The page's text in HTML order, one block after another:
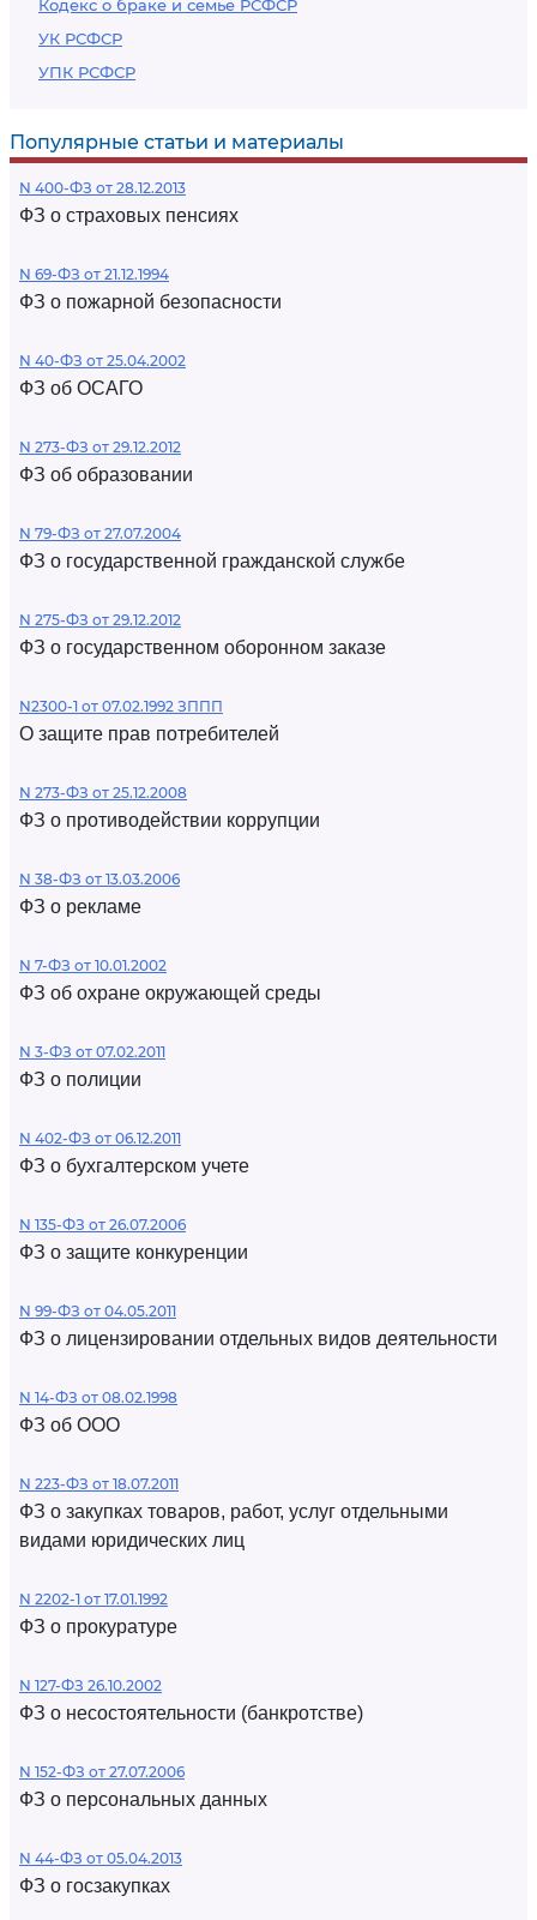
Кодекс о браке и семье РСФСР
УК РСФСР
УПК РСФСР
Популярные статьи и материалы
N 400-ФЗ от 28.12.2013
ФЗ о страховых пенсиях
N 69-ФЗ от 21.12.1994
ФЗ о пожарной безопасности
N 40-ФЗ от 25.04.2002
ФЗ об ОСАГО
N 273-ФЗ от 29.12.2012
ФЗ об образовании
N 79-ФЗ от 27.07.2004
ФЗ о государственной гражданской службе
N 275-ФЗ от 29.12.2012
ФЗ о государственном оборонном заказе
N2300-1 от 07.02.1992 ЗППП
О защите прав потребителей
N 273-ФЗ от 25.12.2008
ФЗ о противодействии коррупции
N 38-ФЗ от 13.03.2006
ФЗ о рекламе
N 7-ФЗ от 10.01.2002
ФЗ об охране окружающей среды
N 3-ФЗ от 07.02.2011
ФЗ о полиции
N 402-ФЗ от 06.12.2011
ФЗ о бухгалтерском учете
N 135-ФЗ от 26.07.2006
ФЗ о защите конкуренции
N 99-ФЗ от 04.05.2011
ФЗ о лицензировании отдельных видов деятельности
N 14-ФЗ от 08.02.1998
ФЗ об ООО
N 223-ФЗ от 18.07.2011
ФЗ о закупках товаров, работ, услуг отдельными
видами юридических лиц
N 2202-1 от 17.01.1992
ФЗ о прокуратуре
N 127-ФЗ 26.10.2002
ФЗ о несостоятельности (банкротстве)
N 152-ФЗ от 27.07.2006
ФЗ о персональных данных
N 44-ФЗ от 05.04.2013
ФЗ о госзакупках